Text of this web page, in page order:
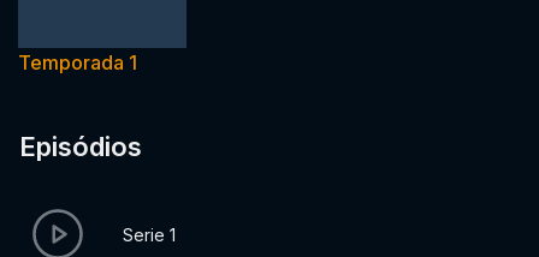
Temporada 1
Episódios
Serie 1